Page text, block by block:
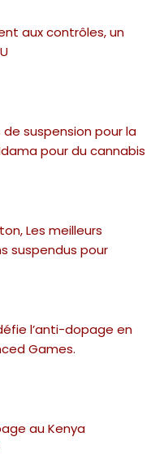
aux contrôles, un
suspension pour la
pour du cannabis
Les meilleurs
suspendus pour
l’anti-dopage en
Games.
au Kenya